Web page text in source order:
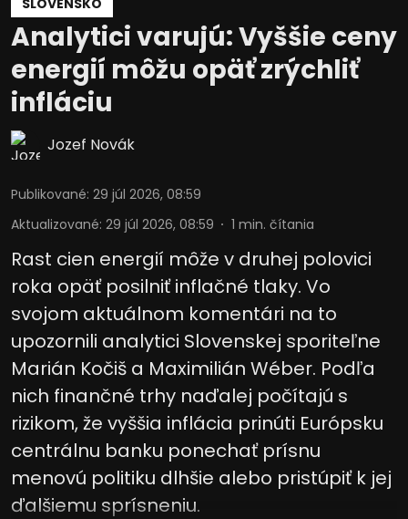
Analytici varujú: Vyššie ceny
energií môžu opäť zrýchliť
infláciu
Jozef Novák
Publikované: 29 júl 2026, 08:59
Aktualizované: 29 júl 2026, 08:59 1 min. čítania
Rast cien energií môže v druhej polovici
roka opäť posilniť inflačné tlaky. Vo
svojom aktuálnom komentári na to
upozornili analytici Slovenskej sporiteľne
Marián Kočiš a Maximilián Wéber. Podľa
nich finančné trhy naďalej počítajú s
rizikom, že vyššia inflácia prinúti Európsku
centrálnu banku ponechať prísnu
menovú politiku dlhšie alebo pristúpiť k jej
ďalšiemu sprísneniu.